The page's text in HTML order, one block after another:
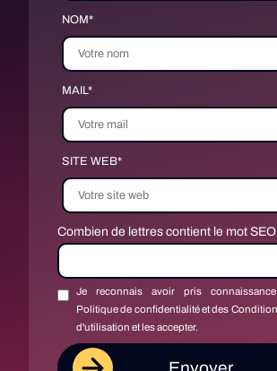
NOM*
MAIL*
SITE WEB*
Combien de lettres contient le mot SEO
Je reconnais avoir pris
Politique de confidentialité et des
d'utilisation et les accepter.